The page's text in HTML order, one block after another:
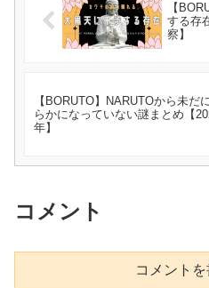
【
する存
察】
【BORUTO】NARUTOから未だ
らかになっていない謎まとめ【
年】
コメント
コメント